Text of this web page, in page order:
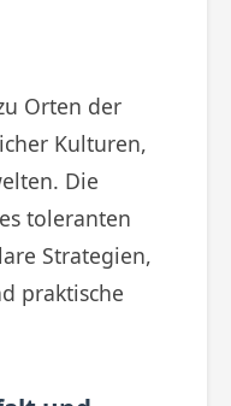
Orten der
Kulturen,
Die
toleranten
Strategien,
praktische